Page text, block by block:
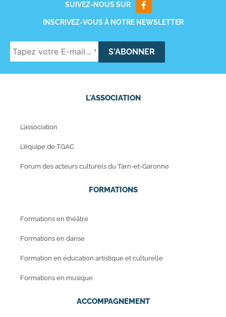
SUIVEZ-NOUS SUR
INSCRIVEZ-VOUS À NOTRE NEWSLETTER
L'ASSOCIATION
L’association
L’équipe de TGAC
Forum des acteurs culturels du Tarn-et-Garonne
FORMATIONS
Formations en théâtre
Formations en danse
Formation en éducation artistique et culturelle
Formations en musique
ACCOMPAGNEMENT